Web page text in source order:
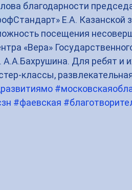
благодарности
Е.А. Казанской
посещения
«Вера»
А.А.Бахрушина. Для ребят и
классы,
#фаевская